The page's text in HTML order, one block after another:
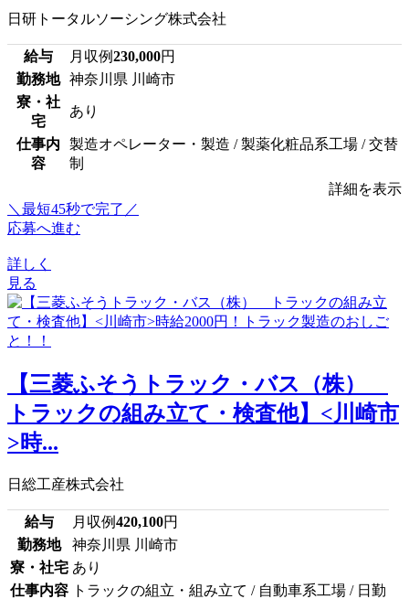
日研トータルソーシング株式会社
給与 月収例230,000円
勤務地
神奈川県 川崎市
寮・社
宅
あり
仕事内
容
製造オペレーター・製造 / 製薬化粧品系工場 / 交替
制
詳細を表示
＼最短45秒で完了／
応募へ進む
詳しく
見る
【三菱ふそうトラック・バス（株）
トラックの組み立て・検査他】<川崎市
>時...
日総工産株式会社
給与 月収例420,100円
勤務地
神奈川県 川崎市
寮・社宅 あり
仕事内容 トラックの組立・組み立て / 自動車系工場 / 日勤